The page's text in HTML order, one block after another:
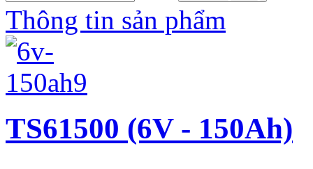
Thông tin sản phẩm
TS61500 (6V - 150Ah)